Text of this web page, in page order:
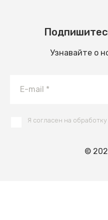
©
Узнавайте о
Я согласен на